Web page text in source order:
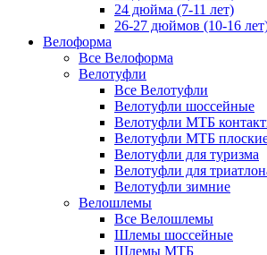
24 дюйма (7-11 лет)
26-27 дюймов (10-16
Велоформа
Все Велоформа
Велотуфли
Все Велотуфли
Велотуфли шоссейные
Велотуфли МТБ
Велотуфли МТБ
Велотуфли для туризма
Велотуфли для
Велотуфли зимние
Велошлемы
Все Велошлемы
Шлемы шоссейные
Шлемы МТБ